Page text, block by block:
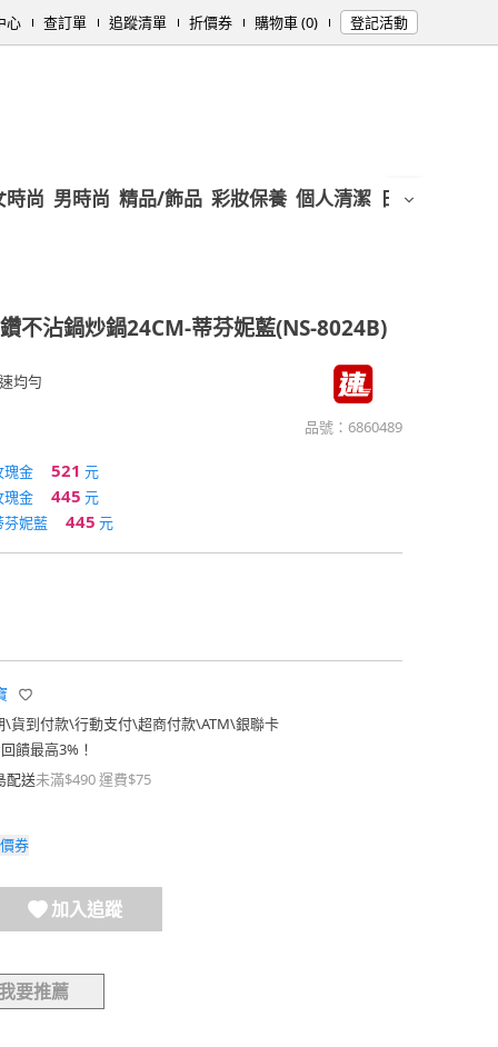
心 查訂單 追蹤清單 折價券 購物車 (0) 登記活動
時尚 男時尚 精品/飾品 彩妝保養 個人清潔 日用/紙品
不沾鍋炒鍋24CM-蒂芬妮藍(NS-8024B)
均勻
品號： 6860489
瑰金 521 元
瑰金
445 元
芬妮藍
445 元
\貨到付款\行動支付\超商付款\ATM\銀聯卡
饋最高3%！
配送未滿$490 運費$75
券
加入追蹤
我要推薦